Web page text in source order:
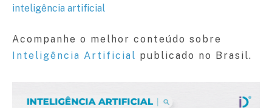
inteligência artificial
Acompanhe o melhor conteúdo sobre
Inteligência Artificial publicado no Brasil.